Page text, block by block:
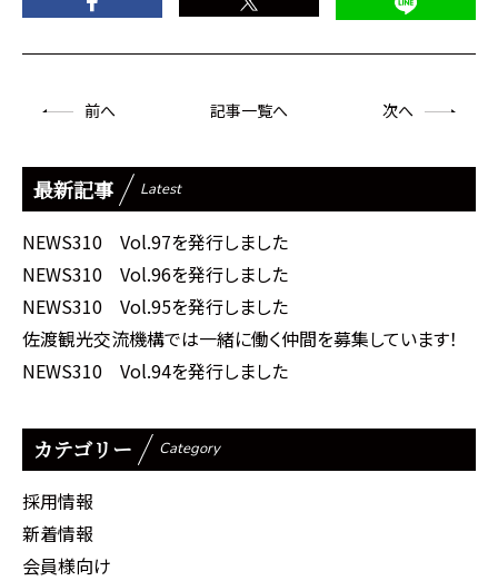
前へ 記事一覧へ 次へ
最新記事 Latest
NEWS310 Vol.97を発行しました
NEWS310 Vol.96を発行しました
NEWS310 Vol.95を発行しました
佐渡観光交流機構では一緒に働く仲間を募集しています！
NEWS310 Vol.94を発行しました
カテゴリー Category
採用情報
新着情報
会員様向け